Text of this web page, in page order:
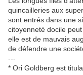
quincailleries aux
sont entrés dans une
citoyenneté docile
elle est de mauvais
de défendre une
---
* Ori Goldberg est